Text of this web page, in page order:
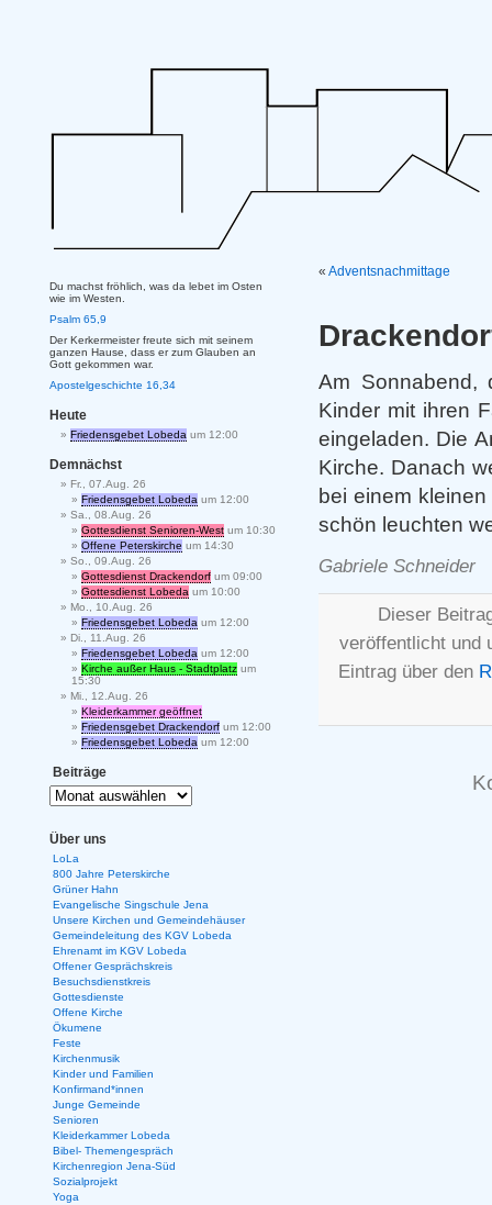
« Adventsnachmittage
Am Sonnabend,
Kinder mit ihren
eingeladen. Die
Kirche. Danach
bei einem
schön leuchten
Gabriele Schneider
Dieser
veröffentlicht und
Eintrag über den
Du machst fröhlich, was da lebet im Osten
wie im Westen.
Psalm 65,9
Der Kerkermeister freute sich mit seinem
ganzen Hause, dass er zum Glauben an
Gott gekommen war.
Apostelgeschichte 16,34
Heute
Friedensgebet Lobeda um 12:00
Demnächst
Fr., 07.Aug. 26
Friedensgebet Lobeda um 12:00
Sa., 08.Aug. 26
Gottesdienst Senioren-West um 10:30
Offene Peterskirche um 14:30
So., 09.Aug. 26
Gottesdienst Drackendorf um 09:00
Gottesdienst Lobeda um 10:00
Mo., 10.Aug. 26
Friedensgebet Lobeda um 12:00
Di., 11.Aug. 26
Friedensgebet Lobeda um 12:00
Kirche außer Haus - Stadtplatz um
15:30
Mi., 12.Aug. 26
Kleiderkammer geöffnet
Friedensgebet Drackendorf um 12:00
Friedensgebet Lobeda um 12:00
Beiträge
Über uns
LoLa
800 Jahre Peterskirche
Grüner Hahn
Evangelische Singschule Jena
Unsere Kirchen und Gemeindehäuser
Gemeindeleitung des KGV Lobeda
Ehrenamt im KGV Lobeda
Offener Gesprächskreis
Besuchsdienstkreis
Gottesdienste
Offene Kirche
Ökumene
Feste
Kirchenmusik
Kinder und Familien
Konfirmand*innen
Junge Gemeinde
Senioren
Kleiderkammer Lobeda
Bibel- Themengespräch
Kirchenregion Jena-Süd
Sozialprojekt
Yoga